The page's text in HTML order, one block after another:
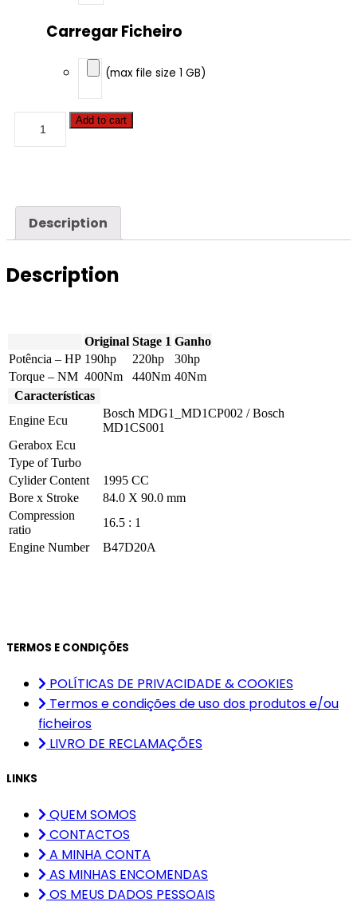
Carregar Ficheiro
(max file size 1 GB)
1
(2.0D)
190hp
Add to cart
Description
Description
Original Stage 1 Ganho
Potência – HP 190hp 220hp
30hp
Torque – NM 400Nm 440Nm 40Nm
Características
Engine Ecu
Bosch MDG1_MD1CP002 / Bosch
MD1CS001
Gerabox Ecu
Type of Turbo
Cylider Content
1995 CC
Bore x Stroke
84.0 X 90.0 mm
Compression
ratio
16.5 : 1
Engine Number
B47D20A
TERMOS E CONDIÇÕES
POLÍTICAS DE PRIVACIDADE & COOKIES
Termos e condições de uso dos produtos e/ou
ficheiros
LIVRO DE RECLAMAÇÕES
LINKS
QUEM SOMOS
CONTACTOS
A MINHA CONTA
AS MINHAS ENCOMENDAS
OS MEUS DADOS PESSOAIS